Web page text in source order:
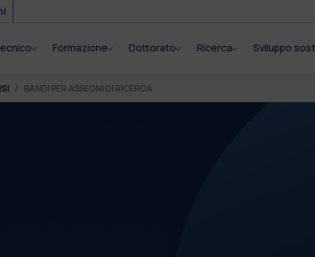
Formazione Dottorato Ricerca Sviluppo
BANDI PER ASSEGNI DI RICERCA